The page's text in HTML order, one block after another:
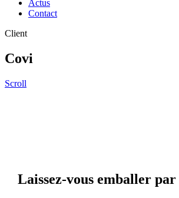
Actus
Contact
Client
Covi
Scroll
Laissez-vous emballer par